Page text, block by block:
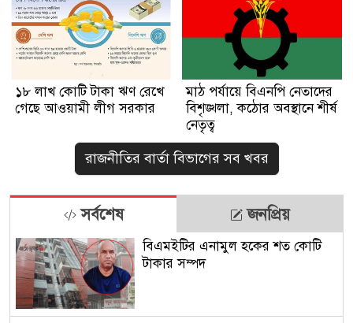
১৮ লাখ কোটি টাকা ঋণ রেখে
গেছে আওয়ামী লীগ সরকার
মাঠ পর্যায়ে বিএনপি নেতাদের
বিশৃঙ্খলা, কঠোর অবস্থানে শীর্ষ
নেতৃত্ব
রাজনীতির বার্তা বিভাগের সব খবর
সর্বশেষ জনপ্রিয়
বিএমইটির এনামুল হকের শত কোটি
টাকার সম্পদ